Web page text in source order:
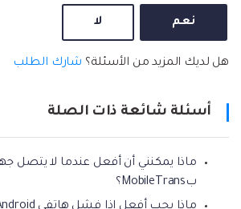
نعم لا
هل لديك المزيد من الأسئلة؟ شارك الطلب
أسئلة شائعة ذات الصلة
بMobileTrans؟